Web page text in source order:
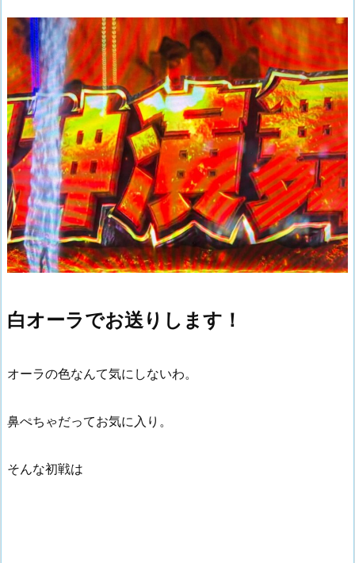
白オーラでお送りします！
オーラの色なんて気にしないわ。
鼻ぺちゃだってお気に入り。
そんな初戦は